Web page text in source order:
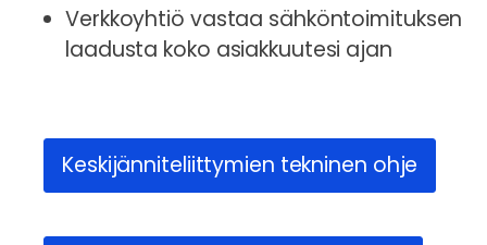
Verkkoyhtiö vastaa sähköntoimituksen
laadusta koko asiakkuutesi ajan
Keskijänniteliittymien tekninen ohje